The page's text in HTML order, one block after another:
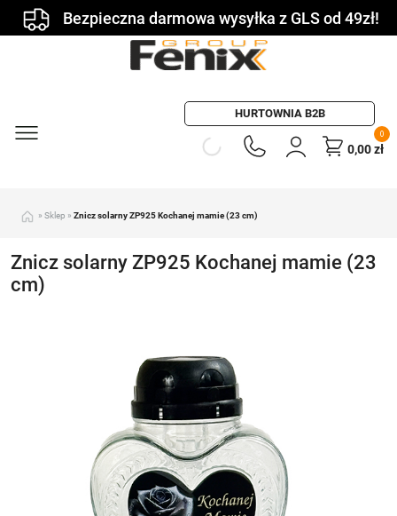
Bezpieczna darmowa wysyłka z GLS od 49zł!
HURTOWNIA B2B
0
0,00zł
» Sklep » Znicz solarny ZP925 Kochanej mamie (23 cm)
Znicz solarny ZP925 Kochanej mamie (23
cm)